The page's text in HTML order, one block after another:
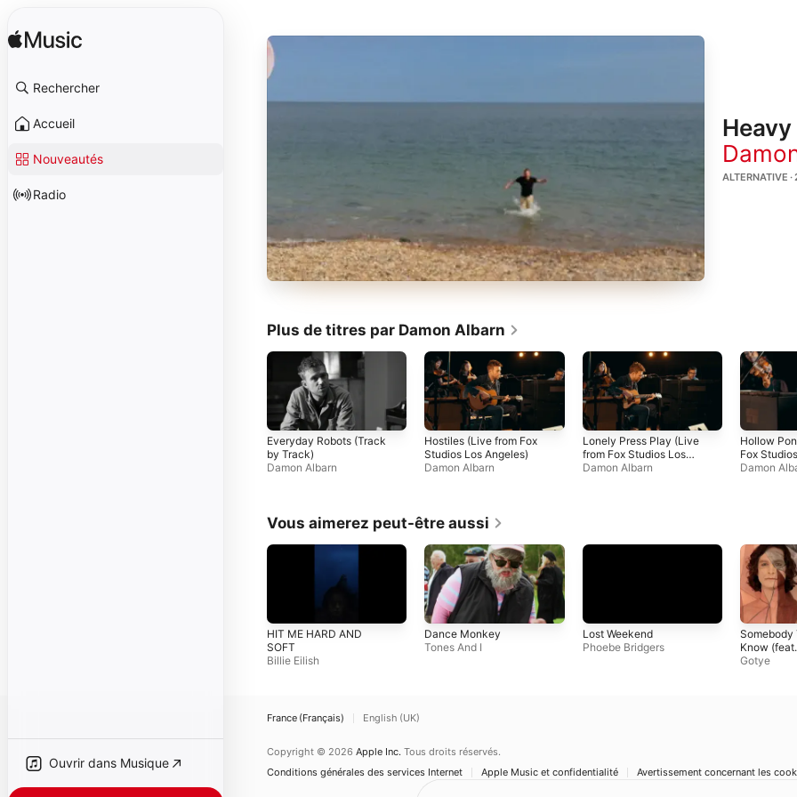
Rechercher
Accueil
Nouveautés
Radio
Ouvrir dans Musique
ALTERNATIVE ·
Plus de titres par Damon Albarn
Everyday Robots (Track
by Track)
Damon Albarn
Hostiles (Live from Fox
Studios Los Angeles)
Damon Albarn
Lonely Press Play (Live
from Fox Studios Los
Angeles)
Damon Albarn
Hollow
Fox
Angeles)
Damon
Vous aimerez peut-être aussi
HIT ME HARD AND
SOFT
Billie Eilish
Dance Monkey
Tones And I
Lost Weekend
Phoebe Bridgers
Somebody
Know
Gotye
France (Français) English (UK)
Copyright © 2026 Apple Inc. Tous droits réservés.
Conditions générales des services Internet
Apple Music et confidentialité Avertissement concernant les